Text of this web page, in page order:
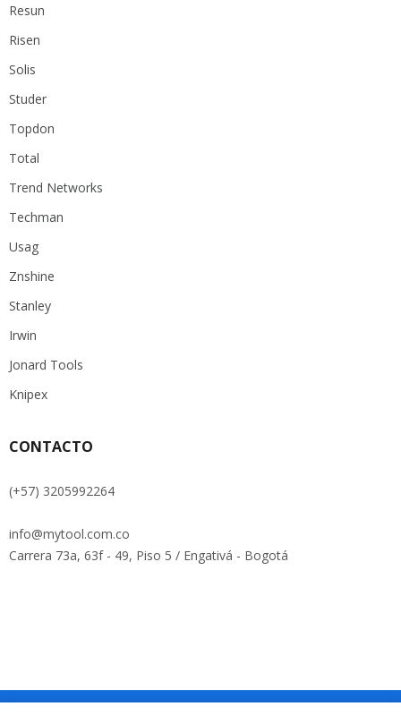
Resun
Risen
Solis
Studer
Topdon
Total
Trend Networks
Techman
Usag
Znshine
Stanley
Irwin
Jonard Tools
Knipex
CONTACTO
(+57) 3205992264
info@mytool.com.co
Carrera 73a, 63f - 49, Piso 5 / Engativá - Bogotá